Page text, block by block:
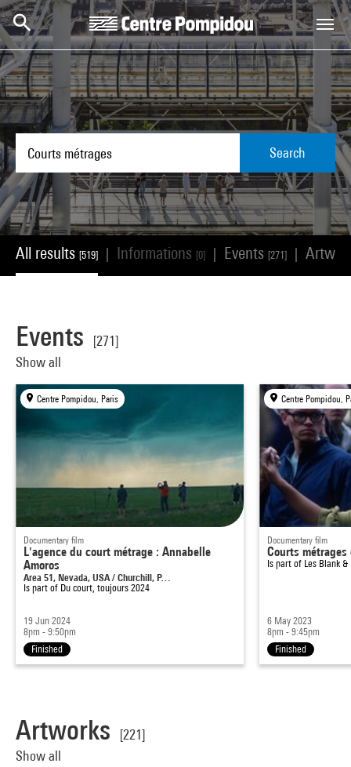
Skip to main content
Centre Pompidou
Search
All results [519] Informations [0] Events [271]
Events
[271]
Show all
Centre Pompidou, Paris
Documentary film
L'agence du court métrage : Annabelle
Amoros
Area 51, Nevada, USA / Churchill, P…
Is part of Du court, toujours 2024
19 Jun 2024
8pm - 9:50pm
Finished
Centre Pompidou,
Documentary film
Courts métrages
Is part of Les Blank
6 May 2023
8pm - 9:45pm
Finished
Artworks
[221]
Show all